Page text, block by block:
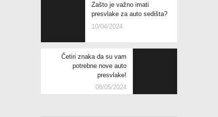
Zašto je važno imati
presvlake za auto sedišta?
10/04/2024
Četiri znaka da su vam
potrebne nove auto
presvlake!
08/05/2024